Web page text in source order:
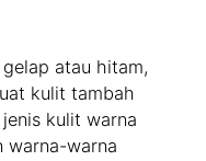
atau hitam,
kulit tambah
kulit warna
warna-warna